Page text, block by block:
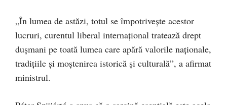
„În lumea de astăzi, totul se împotriveşte acestor
lucruri, curentul liberal internaţional tratează drept
duşmani pe toată lumea care apără valorile naţionale,
tradiţiile şi moştenirea istorică şi culturală”, a afirmat
ministrul.